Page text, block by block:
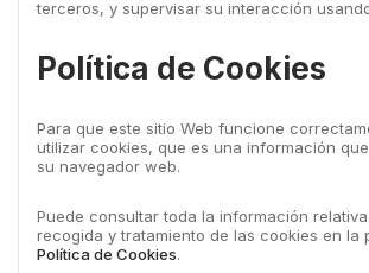
terceros, y supervisar su interacción
Política de Cookies
Para que este sitio Web funcione
utilizar cookies, que es una información
su navegador web.
Puede consultar toda la información
recogida y tratamiento de las cookies en la
Política de Cookies.